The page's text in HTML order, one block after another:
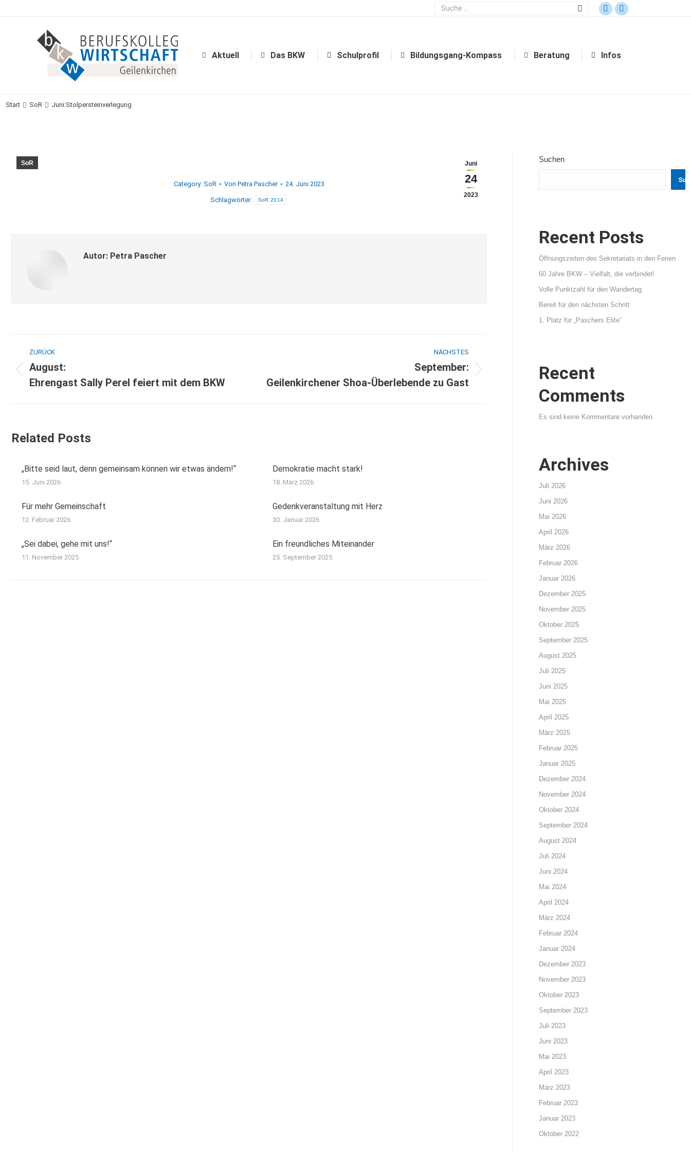
Aktuell Das BKW Schulprofil Bildungsgang-Kompass Beratung Infos
Sie befinden sich hier:
Start SoR Juni:Stolpersteinverlegung
Juni
24
2023
SoR
Category: SoR Von Petra Pascher 24. Juni 2023
Schlagwörter: SoR 2014
Autor: Petra Pascher
ZURÜCK
August:
Ehrengast Sally Perel feiert mit dem BKW
NÄCHSTES
September:
Geilenkirchener Shoa-Überlebende zu Gast
Related Posts
„Bitte seid laut, denn gemeinsam können wir etwas ändern!“
15. Juni 2026
Demokratie macht stark!
18. März 2026
Für mehr Gemeinschaft
12. Februar 2026
Gedenkveranstaltung mit Herz
30. Januar 2026
„Sei dabei, gehe mit uns!“
11. November 2025
Ein freundliches Miteinander
25. September 2025
Suchen
Recent Posts
Öffnungszeiten des Sekretariats in den Ferien
60 Jahre BKW – Vielfalt, die verbindet!
Volle Punktzahl für den Wandertag
Bereit für den nächsten Schritt
1. Platz für „Paschers Elite“
Recent
Comments
Es sind keine Kommentare vorhanden.
Archives
Juli 2026
Juni 2026
Mai 2026
April 2026
März 2026
Februar 2026
Januar 2026
Dezember 2025
November 2025
Oktober 2025
September 2025
August 2025
Juli 2025
Juni 2025
Mai 2025
April 2025
März 2025
Februar 2025
Januar 2025
Dezember 2024
November 2024
Oktober 2024
September 2024
August 2024
Juli 2024
Juni 2024
Mai 2024
April 2024
März 2024
Februar 2024
Januar 2024
Dezember 2023
November 2023
Oktober 2023
September 2023
Juli 2023
Juni 2023
Mai 2023
April 2023
März 2023
Februar 2023
Januar 2023
Oktober 2022